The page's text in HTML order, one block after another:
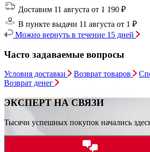
Доставим 11 августа от 1 190 ₽
В пункте выдачи 11 августа от 1 ₽
Можно вернуть в течение 15 дней
Часто задаваемые вопросы
Условия доставки Возврат товаров
Возврат денег
ЭКСПЕРТ НА СВЯЗИ
Тысячи успешных покупок начались